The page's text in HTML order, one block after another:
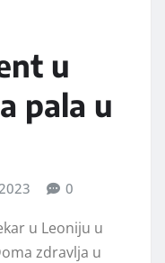
u
pala u
0
u Leoniju u
zdravlja u